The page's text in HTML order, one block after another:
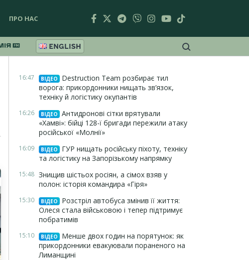
ПРО НАС
ENGLISH
16:47 ВІДЕО
Destruction Team розбирає тил
ворога: прикордонники нищать зв’язок,
техніку й логістику окупантів
16:26 ВІДЕО
Антидронові сітки врятували
«Хамві»: бійці 128-ї бригади пережили атаку
російської «Молнії»
16:09 ВІДЕО
ГУР нищать російську піхоту, техніку
та логістику на Запорізькому напрямку
15:48 Знищив шістьох росіян, а сімох взяв у
полон: історія командира «Гіря»
15:30 ВІДЕО
Розстріл автобуса змінив її життя:
Олеся стала військовою і тепер підтримує
побратимів
15:10 ВІДЕО
Менше двох годин на порятунок: як
прикордонники евакуювали пораненого на
Лиманщині